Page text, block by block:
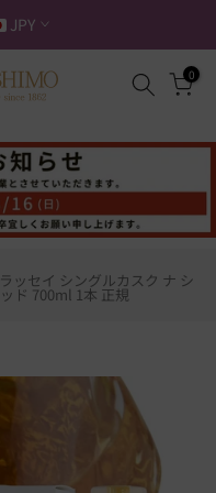
JPY
0
ッセイ シングルカスク ナ シ
ド 700ml 1本 正規